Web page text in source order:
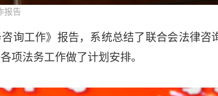
报告
询工作》报告，系统总结了联合会法律咨
项法务工作做了计划安排。